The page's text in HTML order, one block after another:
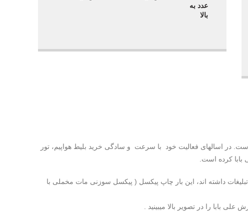
عدد به
بالا
است. در اسالهای فعالیت خود با سرعت و سادگی خرید بلیط هواپیم، تور
داشته اند، این بار چاپ پیکسل ( پیکسل سوزنی مات مخملی با
بابا را در تصویر بالا میبینید .